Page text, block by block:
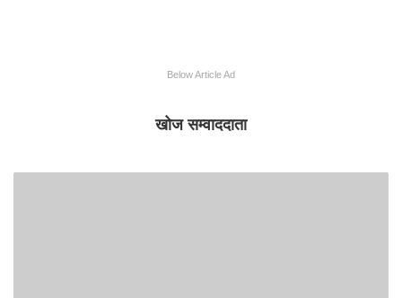
Below Article Ad
खोज सम्वाददाता